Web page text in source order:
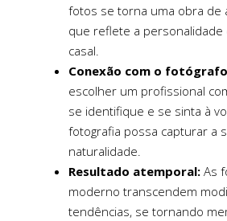
fotos se torna uma obra de
que reflete a personalidade
casal.
Conexão com o
escolher um profissional
se identifique e se sinta à
fotografia possa capturar a
naturalidade.
Resultado atemporal: As
moderno transcendem
tendências, se tornando